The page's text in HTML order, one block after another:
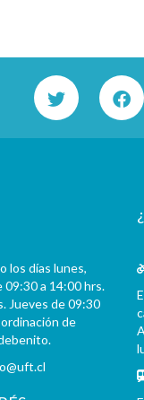
los días lunes,
09:30 a 14:00 hrs.
Jueves de 09:30
de